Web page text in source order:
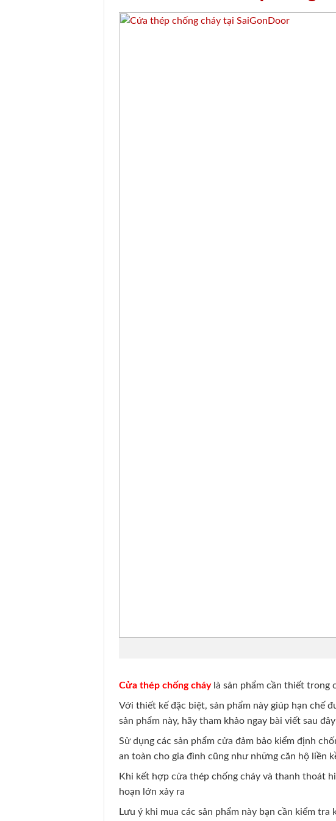
Cửa thép chống cháylà sản phẩm cần thiết trong
Với thiết kế đặc biệt, sản phẩm này giúp hạn chế
sản phẩm này, hãy tham khảo ngay bài viết sau
Sử dụng các sản phẩm cửa đảm bảo kiểm định
an toàn cho gia đình cũng như những căn hộ liền
Khi kết hợp cửa thép chống cháy và thanh thoát
hoạn lớn xảy ra
Lưu ý khi mua các sản phẩm này bạn cần kiểm